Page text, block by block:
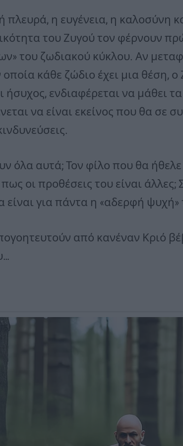
πλευρά, η ευγένεια, η καλοσύνη
του Ζυγού τον φέρνουν
του ζωδιακού κύκλου. Αν
κάθε ζώδιο έχει μια θέση, ο
ήσυχος, ενδιαφέρεται να μάθει
να είναι εκείνος που θα σε
όλα αυτά; Τον φίλο που θα ήθελε
πως οι προθέσεις του είναι
είναι για πάντα η «αδερφή ψυχή»
από κανέναν Κριό